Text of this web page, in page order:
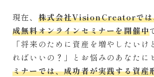
現在、 株式会社VisionCreatorでは
成無料オンラインセミナーを開催中
「将来のために資産を増やしたいけ
ればいいの？」とお悩みのあなたに
ミナーでは、成功者が実践する資産